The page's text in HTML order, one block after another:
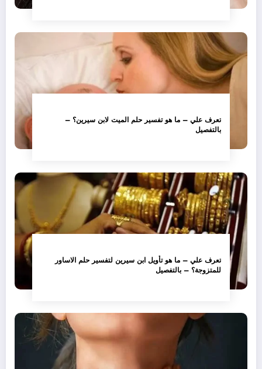
تعرف علي – ما هو تفسير حلم الميت لابن سيرين؟ –
بالتفصيل
تعرف علي – ما هو تأويل ابن سيرين لتفسير حلم الاساور
للمتزوجة؟ – بالتفصيل